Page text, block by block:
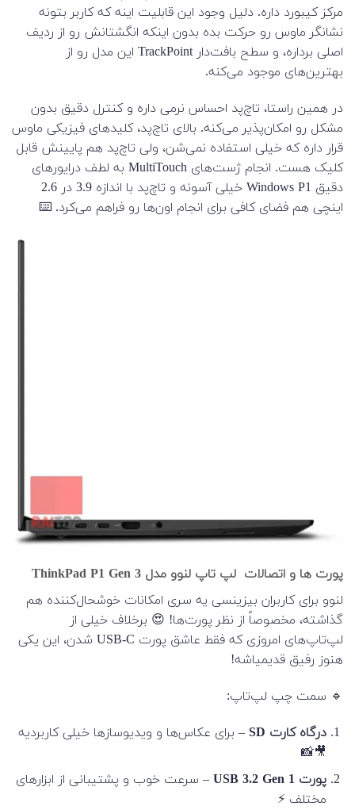
مرکز کیبورد داره. دلیل وجود این قابلیت اینه که کاربر بتونه
نشانگر ماوس رو حرکت بده بدون اینکه انگشتانش رو از ردیف
اصلی برداره، و سطح بافت‌دار TrackPoint این مدل رو از
بهترین‌های موجود می‌کنه.
در همین راستا، تاچ‌پد احساس نرمی داره و کنترل دقیق بدون
مشکل رو امکان‌پذیر می‌کنه. بالای تاچ‌پد، کلیدهای فیزیکی ماوس
قرار داره که خیلی استفاده نمی‌‌شن، ولی تاچ‌پد هم پایینش قابل
کلیک هست. انجام ژست‌های MultiTouch به لطف درایورهای
دقیق Windows P1 خیلی آسونه و تاچ‌پد با اندازه 3.9 در 2.6
اینچی هم فضای کافی برای انجام اون‌ها رو فراهم می‌کرد. ⌨️
پورت ها و اتصالات لپ تاپ لنوو مدل ThinkPad P1 Gen 3
لنوو برای کاربران بیزینسی یه سری امکانات خوشحال‌کننده هم
گذاشته، مخصوصاً از نظر پورت‌ها! 😍 برخلاف خیلی از
لپ‌تاپ‌های امروزی که فقط عاشق پورت USB-C شدن، این یکی
هنوز رفیق قدیمیاشه!
🔹 سمت چپ لپ‌تاپ:
درگاه کارت SD
– برای عکاس‌ها و ویدیوسازها خیلی کاربردیه
🎥📸
پورت USB 3.2 Gen 1
– سرعت خوب و پشتیبانی از ابزارهای
مختلف ⚡